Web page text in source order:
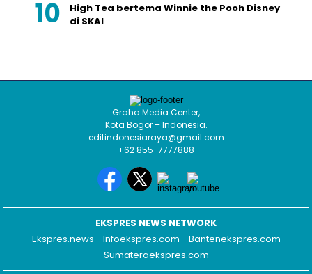
High Tea bertema Winnie the Pooh Disney
di SKAI
Graha Media Center,
Kota Bogor – Indonesia.
editindonesiaraya@gmail.com
+62 855-7777888
EKSPRES NEWS NETWORK
Ekspres.news
Infoekspres.com
Bantenekspres.com
Sumateraekspres.com